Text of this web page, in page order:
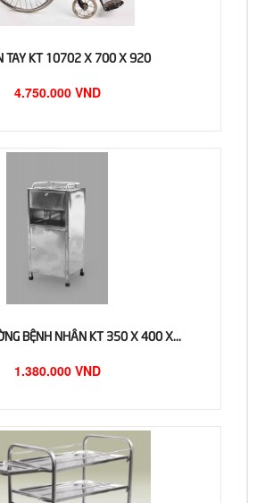
TAY KT 10702 X 700 X 920
4.750.000 VND
BỆNH NHÂN KT 350 X 400 X...
1.380.000 VND